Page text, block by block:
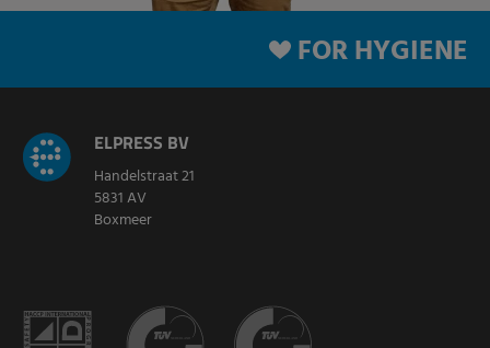
FOR HYGIENE
ELPRESS BV
Handelstraat 21
5831 AV
Boxmeer